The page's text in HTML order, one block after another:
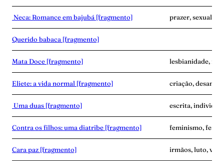
Neca: Romance em bajubá [fragmento] prazer,
Querido babaca [fragmento]
Mata Doce [fragmento] lesbianidade,
Eliete: a vida normal [fragmento] criação,
Uma duas [fragmento] escrita,
Contra os filhos: uma diatribe [fragmento] feminismo,
Cara paz [fragmento] irmãos, luto,